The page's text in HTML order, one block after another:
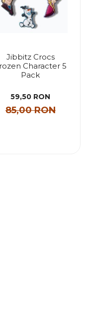
Jibbitz Crocs
Character 5
Pack
59,50 RON
85,00 RON